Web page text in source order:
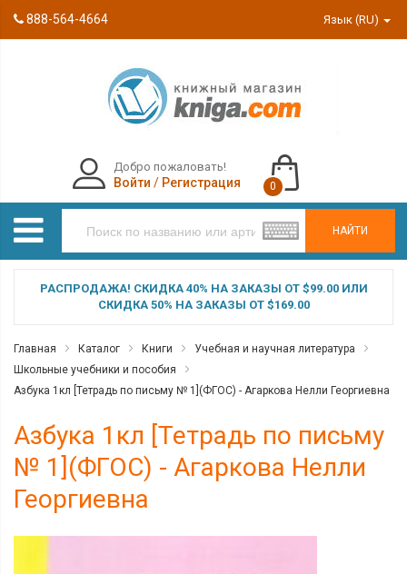
888-564-4664 Язык (RU)
НАЙТИ
Добро пожаловать!
Войти / Регистрация 0
РАСПРОДАЖА! СКИДКА 40% НА ЗАКАЗЫ ОТ $99.00 ИЛИ
СКИДКА 50% НА ЗАКАЗЫ ОТ $169.00
Главная Каталог Книги
Учебная и научная литература
Школьные учебники и пособия
Азбука 1кл [Тетрадь по письму № 1](ФГОС) - Агаркова Нелли Георгиевна
Азбука 1кл [Тетрадь по письму
№ 1](ФГОС) - Агаркова Нелли
Георгиевна